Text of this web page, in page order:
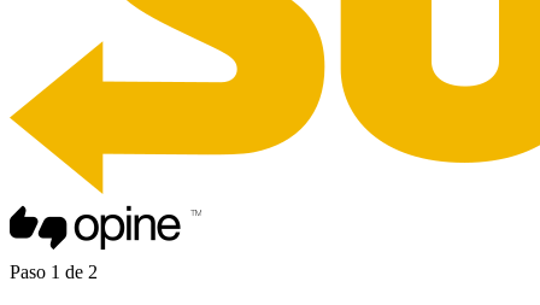
Paso 1 de 2